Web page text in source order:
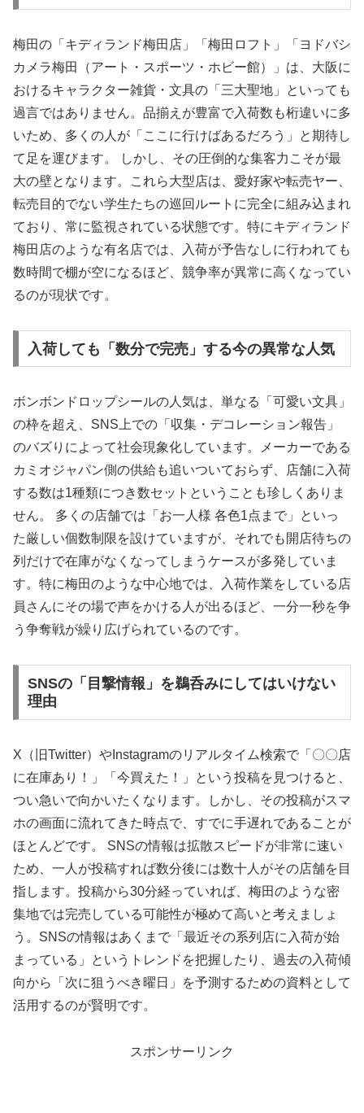
梅田の「キディランド梅田店」「梅田ロフト」「ヨドバシ
カメラ梅田（アート・スポーツ・ホビー館）」は、大阪に
おけるキャラクター雑貨・文具の「三大聖地」といっても
過言ではありません。品揃えが豊富で入荷数も桁違いに多
いため、多くの人が「ここに行けばあるだろう」と期待し
て足を運びます。 しかし、その圧倒的な集客力こそが最
大の壁となります。これら大型店は、愛好家や転売ヤー、
転売目的でない学生たちの巡回ルートに完全に組み込まれ
ており、常に監視されている状態です。特にキディランド
梅田店のような有名店では、入荷が予告なしに行われても
数時間で棚が空になるほど、競争率が異常に高くなってい
るのが現状です。
入荷しても「数分で完売」する今の異常な人気
ボンボンドロップシールの人気は、単なる「可愛い文具」
の枠を超え、SNS上での「収集・デコレーション報告」
のバズりによって社会現象化しています。メーカーである
カミオジャパン側の供給も追いついておらず、店舗に入荷
する数は1種類につき数セットということも珍しくありま
せん。 多くの店舗では「お一人様 各色1点まで」といっ
た厳しい個数制限を設けていますが、それでも開店待ちの
列だけで在庫がなくなってしまうケースが多発していま
す。特に梅田のような中心地では、入荷作業をしている店
員さんにその場で声をかける人が出るほど、一分一秒を争
う争奪戦が繰り広げられているのです。
SNSの「目撃情報」を鵜呑みにしてはいけない
理由
X（旧Twitter）やInstagramのリアルタイム検索で「〇〇店
に在庫あり！」「今買えた！」という投稿を見つけると、
つい急いで向かいたくなります。しかし、その投稿がスマ
ホの画面に流れてきた時点で、すでに手遅れであることが
ほとんどです。 SNSの情報は拡散スピードが非常に速い
ため、一人が投稿すれば数分後には数十人がその店舗を目
指します。投稿から30分経っていれば、梅田のような密
集地では完売している可能性が極めて高いと考えましょ
う。SNSの情報はあくまで「最近その系列店に入荷が始
まっている」というトレンドを把握したり、過去の入荷傾
向から「次に狙うべき曜日」を予測するための資料として
活用するのが賢明です。
スポンサーリンク